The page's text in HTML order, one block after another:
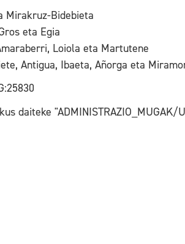
Mirakruz-Bidebieta
eta Egia
Loiola eta Martutene
Antigua, Ibaeta, Añorga eta
daiteke